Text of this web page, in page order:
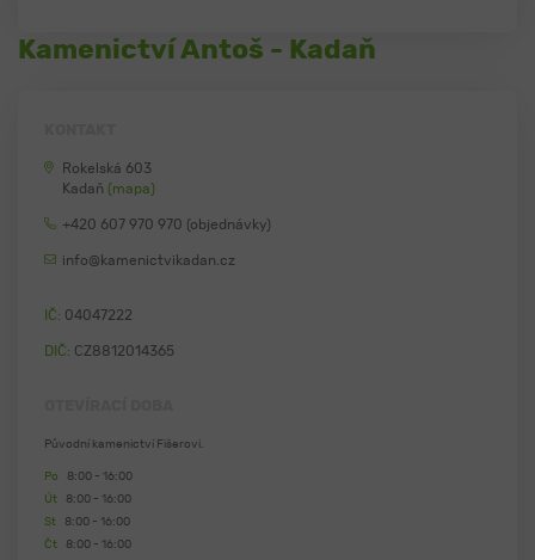
Kamenictví Antoš - Kadaň
Rokelská 603
Kadaň
(mapa)
+420 607 970 970 (objednávky)
info@kamenictvikadan.cz
IČ: 04047222
DIČ: CZ8812014365
Původní kamenictví Fišerovi.
Po
8:00 - 16:00
Út
8:00 - 16:00
St
8:00 - 16:00
Čt
8:00 - 16:00